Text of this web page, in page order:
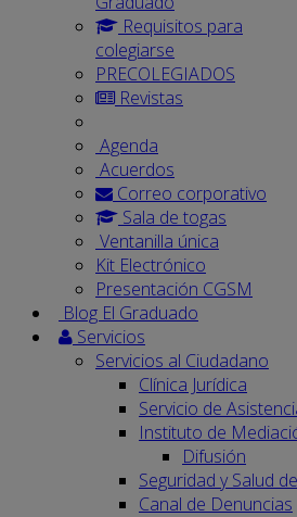
Requisitos para
colegiarse
PRECOLEGIADOS
Revistas
Agenda
Acuerdos
Correo corporativo
Sala de togas
Ventanilla única
Kit Electrónico
Presentación CGSM
Blog El Graduado
Servicios
Servicios al Ciudadano
Clínica Jurídica
Servicio de
Instituto de
Difusión
Seguridad y Salud
Canal de Denuncias